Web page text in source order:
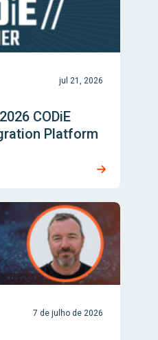
jul 21, 2026
CODiE
Platform
7 de julho de 2026